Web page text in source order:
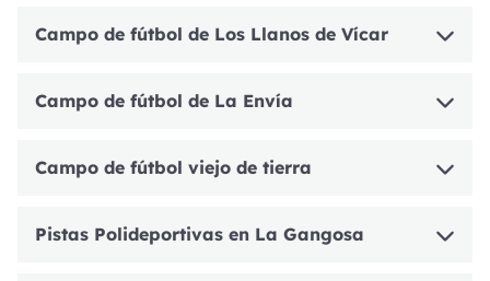
Campo de fútbol de Los Llanos de Vícar
Campo de fútbol de La Envía
Campo de fútbol viejo de tierra
Pistas Polideportivas en La Gangosa